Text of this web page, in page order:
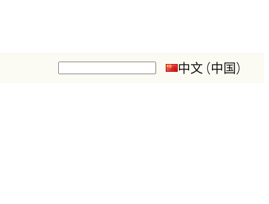
搜
中文 (中国)